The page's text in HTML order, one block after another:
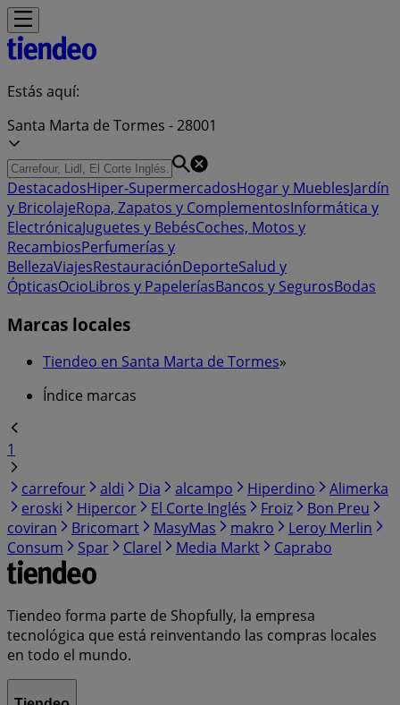
Estás aquí:
Santa Marta de Tormes - 28001
DestacadosHiper-SupermercadosHogar y MueblesJardín
y BricolajeRopa, Zapatos y ComplementosInformática y
ElectrónicaJuguetes y BebésCoches, Motos y
RecambiosPerfumerías y
BellezaViajesRestauraciónDeporteSalud y
ÓpticasOcioLibros y PapeleríasBancos y SegurosBodas
Marcas locales
Tiendeo en Santa Marta de Tormes»
Índice marcas
1
carrefour
aldi Dia alcampo Hiperdino
Alimerka
eroski
Hipercor El Corte Inglés Froiz
Bon Preu
coviran
Bricomart MasyMas makro
Leroy Merlin
Consum
Spar Clarel Media Markt Caprabo
Tiendeo forma parte de Shopfully, la empresa
tecnológica que está reinventando las compras locales
en todo el mundo.